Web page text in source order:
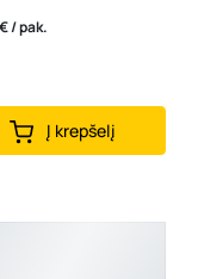
vnt.
€ / pak.
Į krepšelį